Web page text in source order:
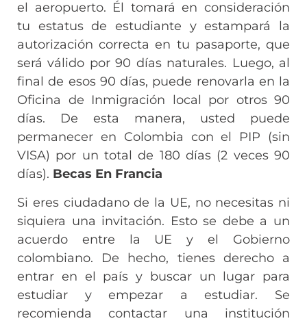
el aeropuerto. Él tomará en consideración
tu estatus de estudiante y estampará la
autorización correcta en tu pasaporte, que
será válido por 90 días naturales. Luego, al
final de esos 90 días, puede renovarla en la
Oficina de Inmigración local por otros 90
días. De esta manera, usted puede
permanecer en Colombia con el PIP (sin
VISA) por un total de 180 días (2 veces 90
días). Becas En Francia
Si eres ciudadano de la UE, no necesitas ni
siquiera una invitación. Esto se debe a un
acuerdo entre la UE y el Gobierno
colombiano. De hecho, tienes derecho a
entrar en el país y buscar un lugar para
estudiar y empezar a estudiar. Se
recomienda contactar una institución